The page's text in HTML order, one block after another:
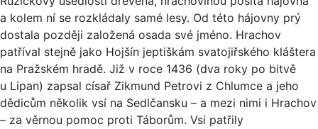
a kolem ní se rozkládaly samé lesy. Od této hájovny prý
dostala později založená osada své jméno. Hrachov
patříval stejně jako Hojšín jeptiškám svatojiřského kláštera
na Pražském hradě. Již v roce 1436 (dva roky po bitvě
u Lipan) zapsal císař Zikmund Petrovi z Chlumce a jeho
dědicům několik vsí na Sedlčansku – a mezi nimi i Hrachov
– za věrnou pomoc proti Táborům. Vsi patřily